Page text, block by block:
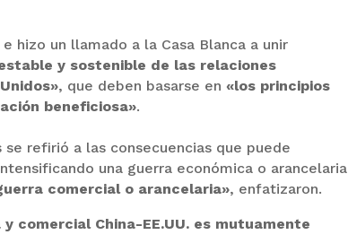
hizo un llamado a la Casa Blanca a unir
y sostenible de las relaciones
, que deben basarse en «los principios
beneficiosa».
refirió a las consecuencias que puede
una guerra económica o arancelaria
comercial o arancelaria», enfatizaron.
comercial China-EE.UU. es mutuamente